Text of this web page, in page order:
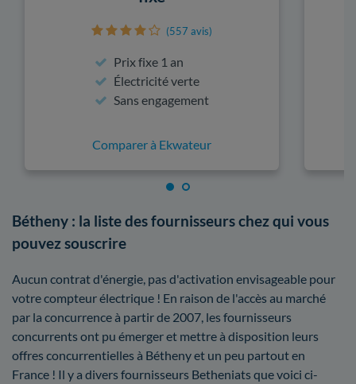
(557 avis)
Prix fixe 1 an
Électricité verte
Sans engagement
Comparer à Ekwateur
Bétheny : la liste des fournisseurs chez qui vous
pouvez souscrire
Aucun contrat d'énergie, pas d'activation envisageable pour
votre compteur électrique ! En raison de l'accès au marché
par la concurrence à partir de 2007, les fournisseurs
concurrents ont pu émerger et mettre à disposition leurs
offres concurrentielles à Bétheny et un peu partout en
France ! Il y a divers fournisseurs Betheniats que voici ci-